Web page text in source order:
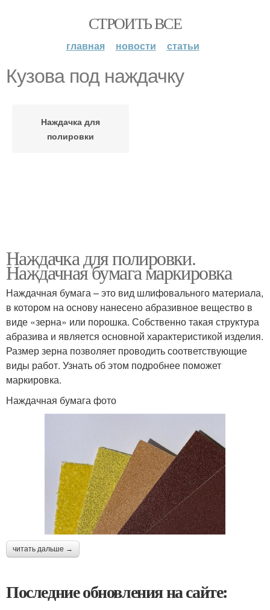
СТРОИТЬ ВСЕ
главная новости статьи
Кузова под наждачку
Наждачка для
полировки
Наждачка для полировки.
Наждачная бумага маркировка
Наждачная бумага – это вид шлифовального материала,
в котором на основу нанесено абразивное вещество в
виде «зерна» или порошка. Собственно такая структура
абразива и является основной характеристикой изделия.
Размер зерна позволяет проводить соответствующие
виды работ. Узнать об этом подробнее поможет
маркировка.
Наждачная бумага фото
читать дальше →
Последние обновления на сайте: